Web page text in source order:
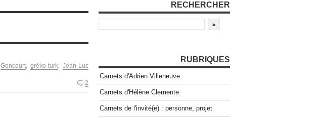
Goncourt, gréko-turk,Jean-Luc
2
RECHERCHER
RUBRIQUES
Carnets d'Adrien Villeneuve
Carnets d'Hélène Clemente
Carnets de l'invité(e) : personne, projet